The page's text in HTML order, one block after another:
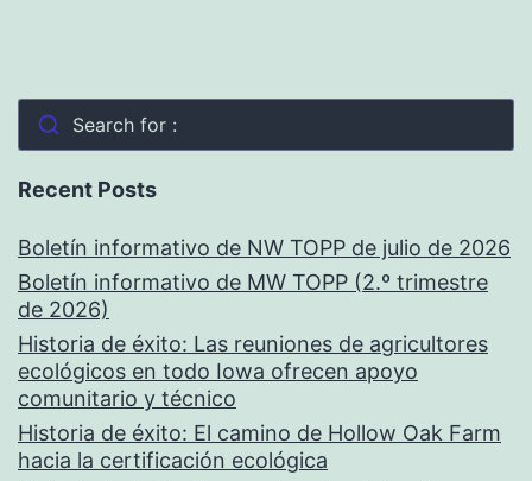
Search for :
Recent Posts
Boletín informativo de NW TOPP de julio de 2026
Boletín informativo de MW TOPP (2.º trimestre
de 2026)
Historia de éxito: Las reuniones de agricultores
ecológicos en todo Iowa ofrecen apoyo
comunitario y técnico
Historia de éxito: El camino de Hollow Oak Farm
hacia la certificación ecológica